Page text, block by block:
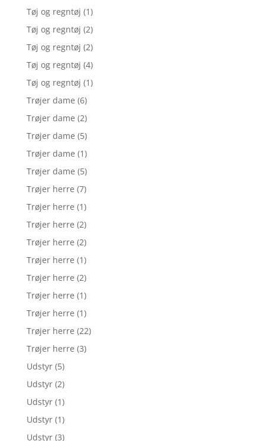
Tøj og regntøj (1)
Tøj og regntøj (2)
Tøj og regntøj (2)
Tøj og regntøj (4)
Tøj og regntøj (1)
Trøjer dame (6)
Trøjer dame (2)
Trøjer dame (5)
Trøjer dame (1)
Trøjer dame (5)
Trøjer herre (7)
Trøjer herre (1)
Trøjer herre (2)
Trøjer herre (2)
Trøjer herre (1)
Trøjer herre (2)
Trøjer herre (1)
Trøjer herre (1)
Trøjer herre (22)
Trøjer herre (3)
Udstyr (5)
Udstyr (2)
Udstyr (1)
Udstyr (1)
Udstyr (3)